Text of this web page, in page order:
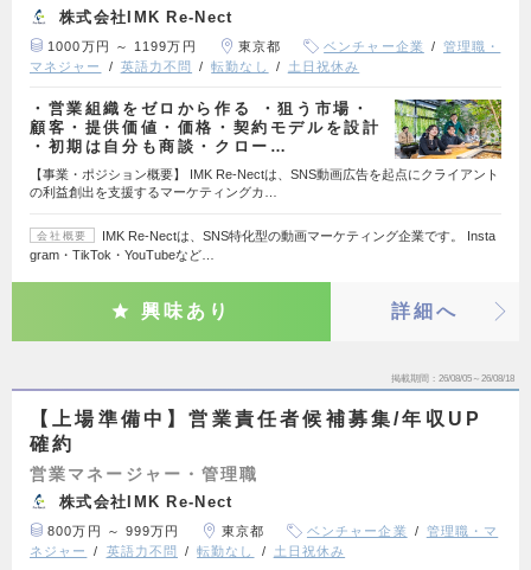
株式会社IMK Re-Nect
1000万円 ～ 1199万円 東京都 ベンチャー企業
管理職・
マネジャー
英語力不問 転勤なし 土日祝休み
・営業組織をゼロから作る ・狙う市場・
顧客・提供価値・価格・契約モデルを設計
・初期は自分も商談・クロー…
【事業・ポジション概要】 IMK Re-Nectは、SNS動画広告を起点にクライアント
の利益創出を支援するマーケティングカ…
会社概要
IMK Re-Nectは、SNS特化型の動画マーケティング企業です。 Insta
gram・TikTok・YouTubeなど…
興味あり 詳細へ
掲載期間 26/08/05～26/08/18
【上場準備中】営業責任者候補募集/年収UP
確約
営業マネージャー・管理職
株式会社IMK Re-Nect
800万円 ～ 999万円 東京都 ベンチャー企業
管理職・マ
ネジャー
英語力不問 転勤なし 土日祝休み